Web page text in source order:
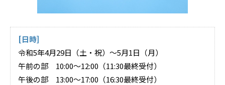
[日時]
令和5年4月29日（土・祝）～5月1日（月）
午前の部 10:00～12:00（11:30最終受付）
午後の部 13:00～17:00（16:30最終受付）